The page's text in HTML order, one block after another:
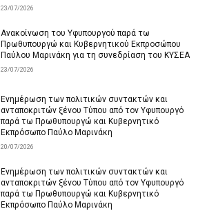
23/07/2026
Ανακοίνωση του Υφυπουργού παρά τω
Πρωθυπουργώ και Κυβερνητικού Εκπροσώπου
Παύλου Μαρινάκη για τη συνεδρίαση του ΚΥΣΕΑ
23/07/2026
Ενημέρωση των πολιτικών συντακτών και
ανταποκριτών ξένου Τύπου από τον Υφυπουργό
παρά τω Πρωθυπουργώ και Κυβερνητικό
Εκπρόσωπο Παύλο Μαρινάκη
20/07/2026
Ενημέρωση των πολιτικών συντακτών και
ανταποκριτών ξένου Τύπου από τον Υφυπουργό
παρά τω Πρωθυπουργώ και Κυβερνητικό
Εκπρόσωπο Παύλο Μαρινάκη